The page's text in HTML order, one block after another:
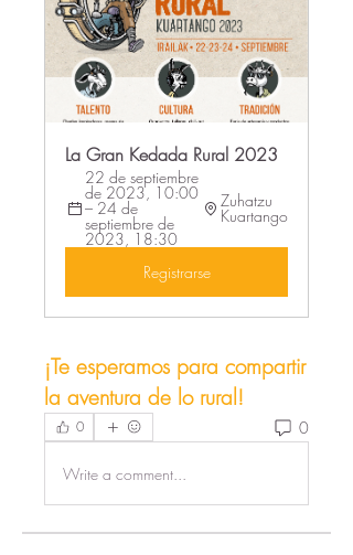
La Gran Kedada Rural 2023
22 de septiembre
de 2023, 10:00
– 24 de
septiembre de
2023, 18:30
Zuhatzu
Kuartango
Registrarse
¡Te esperamos para compartir
la aventura de lo rural!
0 0
Write a comment...